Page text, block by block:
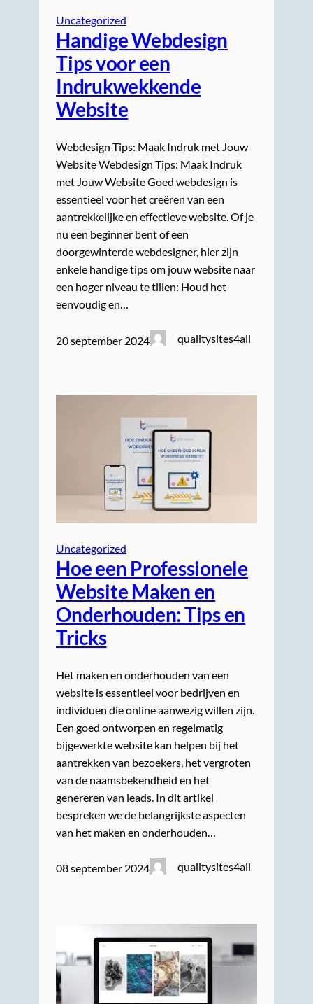
Uncategorized
Handige Webdesign
Tips voor een
Indrukwekkende
Website
Webdesign Tips: Maak Indruk met Jouw
Website Webdesign Tips: Maak Indruk
met Jouw Website Goed webdesign is
essentieel voor het creëren van een
aantrekkelijke en effectieve website. Of je
nu een beginner bent of een
doorgewinterde webdesigner, hier zijn
enkele handige tips om jouw website naar
een hoger niveau te tillen: Houd het
eenvoudig en…
20 september 2024 qualitysites4all
Uncategorized
Hoe een Professionele
Website Maken en
Onderhouden: Tips en
Tricks
Het maken en onderhouden van een
website is essentieel voor bedrijven en
individuen die online aanwezig willen zijn.
Een goed ontworpen en regelmatig
bijgewerkte website kan helpen bij het
aantrekken van bezoekers, het vergroten
van de naamsbekendheid en het
genereren van leads. In dit artikel
bespreken we de belangrijkste aspecten
van het maken en onderhouden…
08 september 2024 qualitysites4all